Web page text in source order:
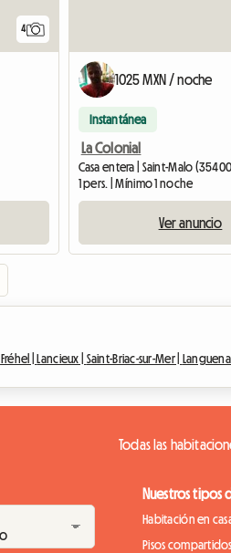
4
1025 MXN / noche
Instantánea
La Colonial
Casa entera | Saint-Malo
1 pers. | Mínimo 1 noche
Ver anuncio
Fréhel |Lancieux | Saint-Briac-sur-Mer |
Todas las
Nuestros tipos
Habitación en
Pisos compartidos